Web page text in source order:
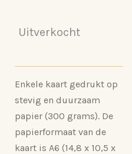
Uitverkocht
Enkele kaart gedrukt op
stevig en duurzaam
papier (300 grams). De
papierformaat van de
kaart is A6 (14,8 x 10,5 x